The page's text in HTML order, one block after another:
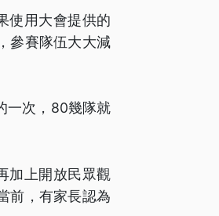
使用大會提供的
參賽隊伍大大減
一次，80幾隊就
加上開放民眾觀
前，有家長認為